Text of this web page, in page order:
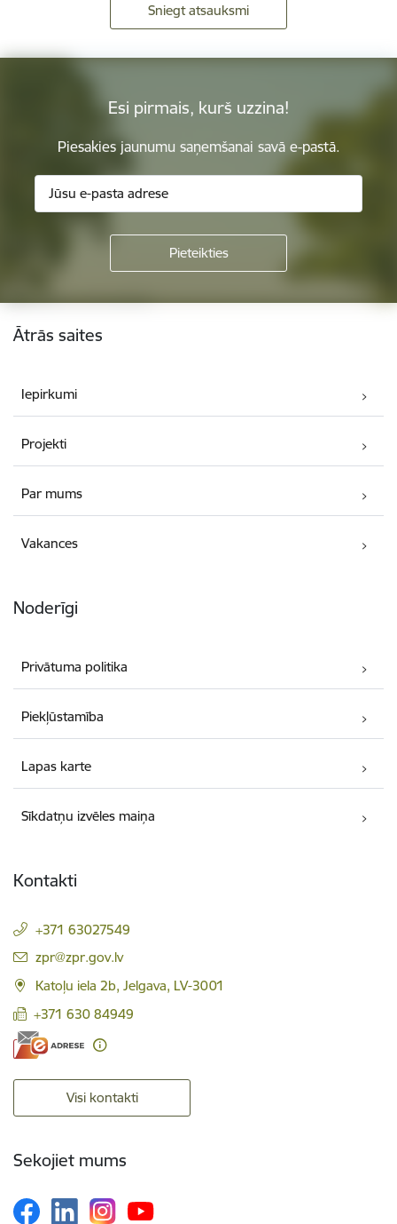
Sniegt atsauksmi
Esi pirmais, kurš uzzina!
Piesakies jaunumu saņemšanai savā e-pastā.
Kājene
Ātrās saites
Iepirkumi
Projekti
Par mums
Vakances
Noderīgi
Privātuma politika
Piekļūstamība
Lapas karte
Sīkdatņu izvēles maiņa
Kontakti
+371 63027549
E-pasts:
zpr@zpr.gov.lv
Katoļu iela 2b, Jelgava, LV-3001
+371 630 84949
Visi kontakti
Sekojiet mums